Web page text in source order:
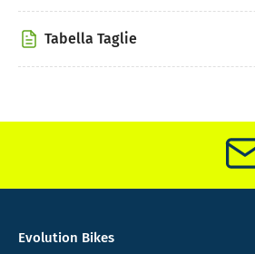
8
Tabella Taglie
Evolution Bikes